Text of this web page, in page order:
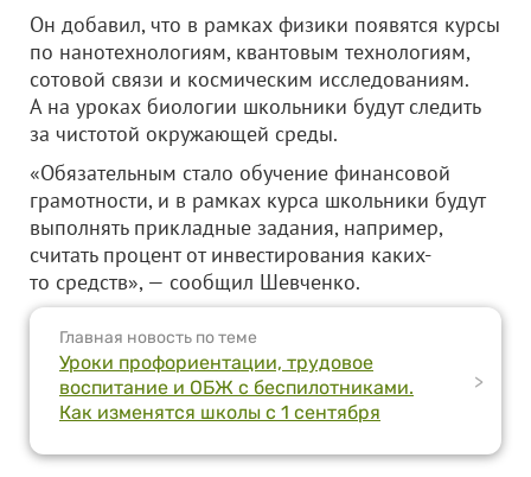
Он добавил, что в рамках физики появятся курсы
по нанотехнологиям, квантовым технологиям,
сотовой связи и космическим исследованиям.
А на уроках биологии школьники будут следить
за чистотой окружающей среды.
«Обязательным стало обучение финансовой
грамотности, и в рамках курса школьники будут
выполнять прикладные задания, например,
считать процент от инвестирования каких-
то средств», — сообщил Шевченко.
Главная новость по теме
Уроки профориентации, трудовое
воспитание и ОБЖ с беспилотниками.
Как изменятся школы с 1 сентября
>